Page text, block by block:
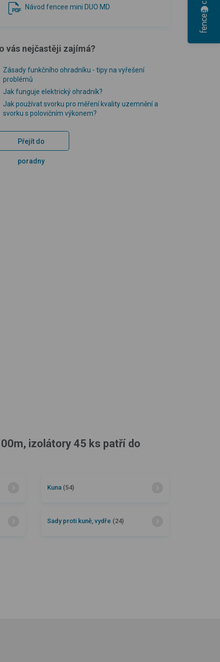
Návod fencee mini DUO MD
vás nejčastěji zajímá?
Zásady funkčního ohradníku - tipy na vyřešení
problémů
Jak funguje elektrický ohradník?
Jak používat svorku pro měření kvality uzemnění a
svorku s polovičním výkonem?
Přejít do
poradny
izolátory 45 ks patří do
Kuna (54)
Sady proti kuně, vydře (24)